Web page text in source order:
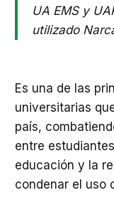
UA EMS y
utilizado
Es una de las
universitarias
país,
entre
educación y la
condenar el uso